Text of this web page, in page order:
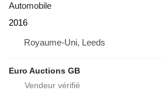
Automobile
2016
Royaume-Uni, Leeds
Euro Auctions GB